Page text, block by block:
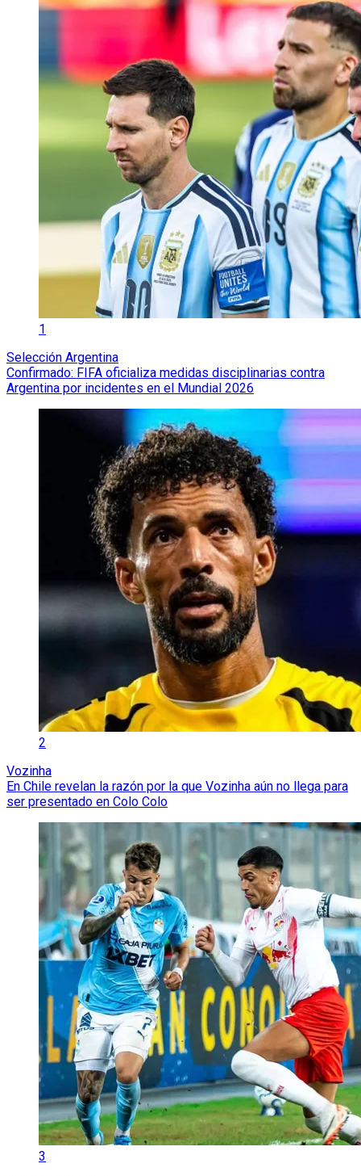
1
Selección Argentina
Confirmado: FIFA oficializa medidas disciplinarias contra
Argentina por incidentes en el Mundial 2026
2
Vozinha
En Chile revelan la razón por la que Vozinha aún no llega para
ser presentado en Colo Colo
3